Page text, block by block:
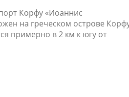
Корфу «Иоаннис
на греческом острове
примерно в 2 км к югу от